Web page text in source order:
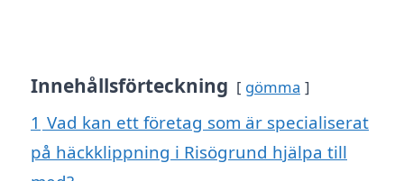
Innehållsförteckning gömma
1 Vad kan ett företag som är specialiserat
på häckklippning i Risögrund hjälpa till